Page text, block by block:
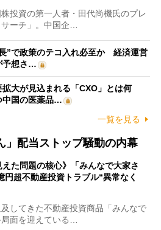
投資の第一人者・田代尚機氏のプレ
ーチ」。中国企…
”で政策のテコ入れ必至か 経済運営
予想さ…
大が見込まれる「CXO」とは何
国の医薬品…
一覧を見る
」配当ストップ騒動の内幕
えた問題の核心》「みんなで大家さ
円超不動産投資トラブル“異常なく
してきた不動産投資商品「みんなで
面を迎えている…